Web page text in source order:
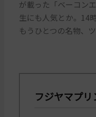
が載った「ベーコン
生にも人気とか。14
もうひとつの名物、
フジヤマプリ